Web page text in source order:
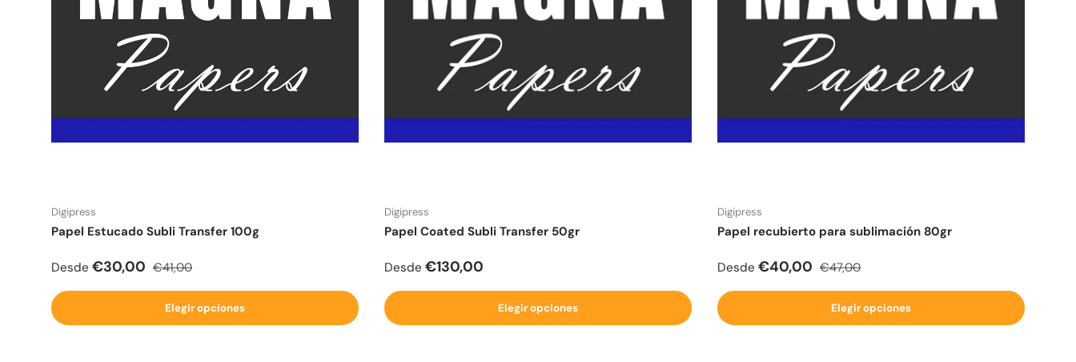
Digipress
Papel Estucado Subli Transfer 100g
Precio de venta
Desde €30,00 Precio normal
€41,00
Elegir opciones
Digipress
Papel Coated Subli Transfer 50gr
Precio normal
Desde €130,00
Elegir opciones
Digipress
Papel recubierto para sublimación 80gr
Precio de venta
Desde €40,00 Precio normal
€47,00
Elegir opciones